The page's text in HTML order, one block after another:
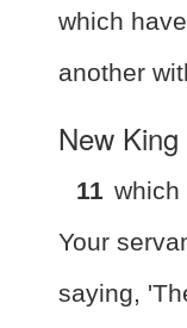
which
another
New
11 which
Your
saying,